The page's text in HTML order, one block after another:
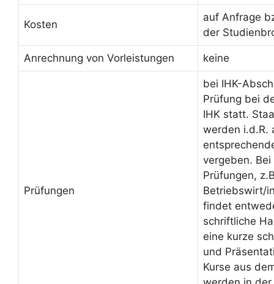
Kosten
auf Anfrage
der
Anrechnung von Vorleistungen keine
Prüfungen
bei IHK-
Prüfung bei
IHK statt.
werden i.d.R.
vergeben.
Prüfungen,
Betriebswirt/
findet
schriftliche
eine kurze
und
Kurse aus